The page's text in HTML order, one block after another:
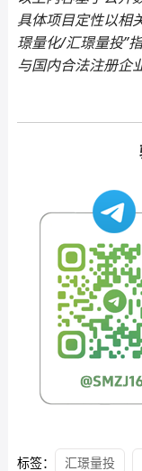
具体项目定性以相
璟量化/汇璟量投”
与国内合法注册企
标签： 汇璟量投